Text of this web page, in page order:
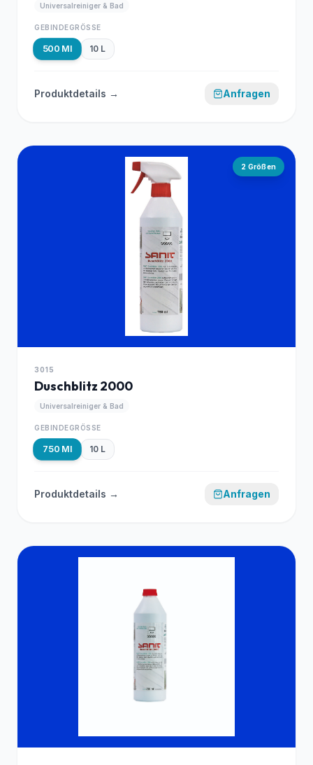
Universalreiniger & Bad
GEBINDEGRÖSSE
500 Ml 10 L
Produktdetails → Anfragen
2 Größen
3015
Duschblitz 2000
Universalreiniger & Bad
GEBINDEGRÖSSE
750 Ml 10 L
Produktdetails → Anfragen